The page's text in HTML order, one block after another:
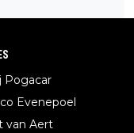
Pogacar
Evenepoel
van Aert